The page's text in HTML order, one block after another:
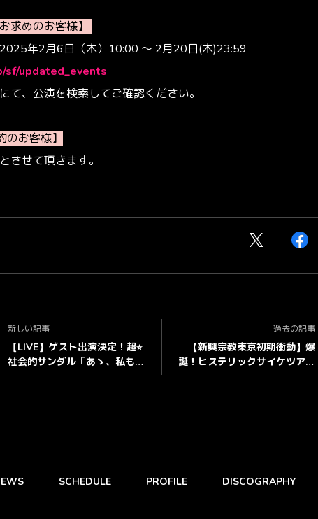
求めのお客様】
年2月6日（木）10:00 ～ 2月20日(木)23:59
sf/updated_events
て、公演を検索してご確認ください。
のお客様】
させて頂きます。
新しい記事
【LIVE】ゲスト出演決定！超⭐︎
社会的サンダル「あゝ、私もい
過去の記事
【新興宗教東京初期衝動】爆
誕！ヒステリックサイケツアー
SCHEDULE PROFILE DISCOGRAPHY